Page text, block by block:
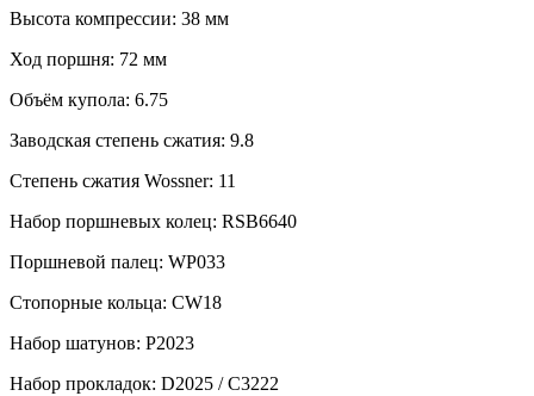
Высота компрессии: 38 мм
Ход поршня: 72 мм
Объём купола: 6.75
Заводская степень сжатия: 9.8
Степень сжатия Wossner: 11
Набор поршневых колец: RSB6640
Поршневой палец: WP033
Стопорные кольца: CW18
Набор шатунов: P2023
Набор прокладок: D2025 / C3222